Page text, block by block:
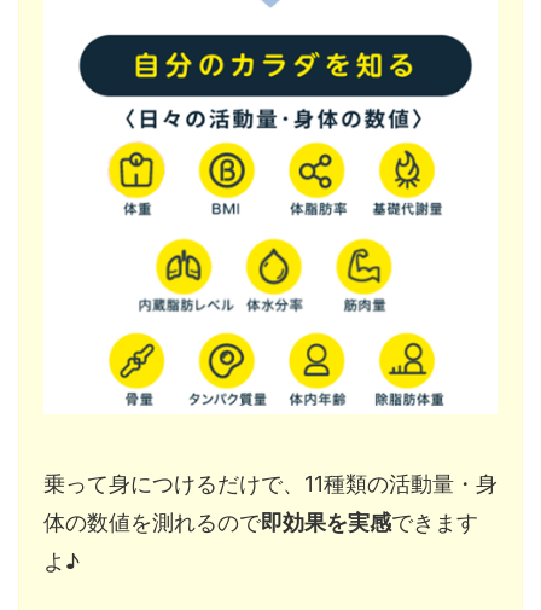
乗って身につけるだけで、11種類の活動量・身
体の数値を測れるので即効果を実感できます
よ♪